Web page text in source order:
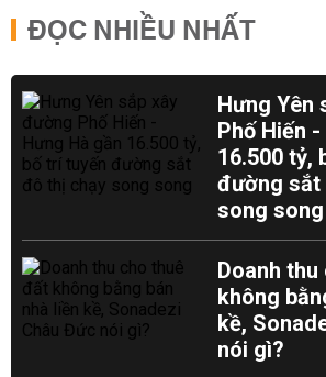
ĐỌC NHIỀU NHẤT
Hưng Yên
Phố Hiến
16.500 tỷ,
đường sắt
song song
Doanh
không
kề,
nói gì?